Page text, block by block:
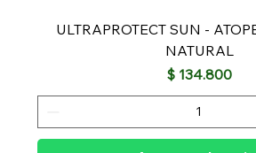
ULTRAPROTECT SUN -
NATURAL
Precio
$ 134.800